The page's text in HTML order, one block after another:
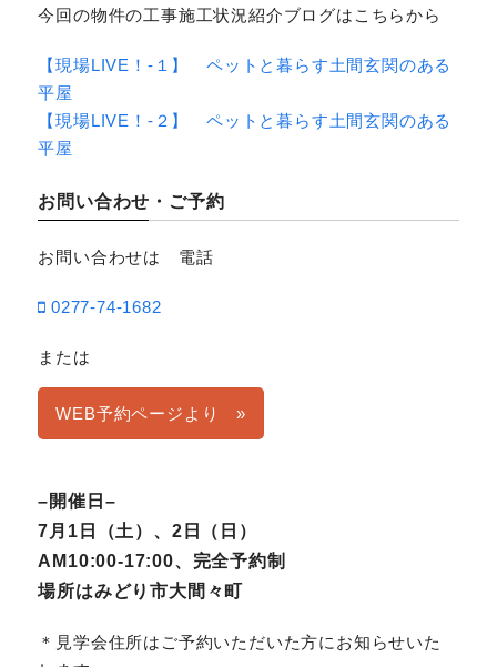
今回の物件の工事施工状況紹介ブログはこちらから
【現場LIVE！-１】 ペットと暮らす土間玄関のある
平屋
【現場LIVE！-２】 ペットと暮らす土間玄関のある
平屋
お問い合わせ・ご予約
お問い合わせは 電話
0277-74-1682
または
WEB予約ページより »
–開催日–
7月1日（土）、2日（日）
AM10:00-17:00、完全予約制
場所はみどり市大間々町
＊見学会住所はご予約いただいた方にお知らせいた